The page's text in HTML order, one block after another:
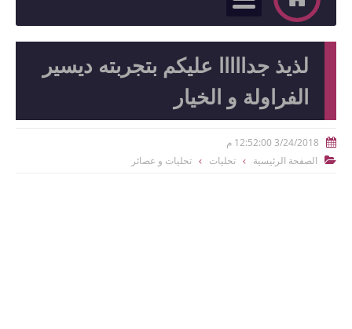
لذيذ جدااااا عليكم بتجربته ديسير
الفراولة و الخيار
 3/24/2018 12:52:00 م
 الصفحة الرئيسية تحليات تحليات و عصائر